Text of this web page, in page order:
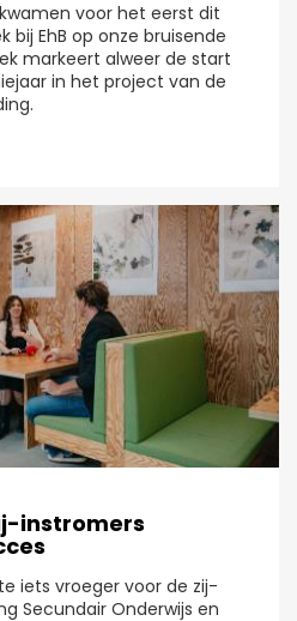
voor het eerst dit
bij EhB op onze bruisende
markeert alweer de start
in het project van de
instromers
iets vroeger voor de zij-
Secundair Onderwijs en